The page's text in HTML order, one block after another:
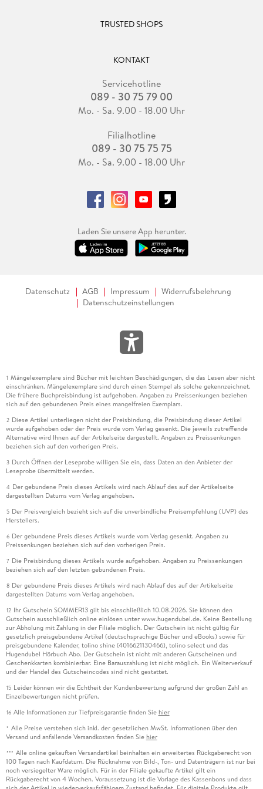
TRUSTED SHOPS
KONTAKT
Servicehotline
089 - 30 75 79 00
Mo. - Sa. 9.00 - 18.00 Uhr
Filialhotline
089 - 30 75 75 75
Mo. - Sa. 9.00 - 18.00 Uhr
Laden Sie unsere App herunter.
Datenschutz AGB Impressum
Widerrufsbelehrung
Datenschutzeinstellungen
1 Mängelexemplare sind Bücher mit leichten Beschädigungen, die das Lesen aber nicht
einschränken. Mängelexemplare sind durch einen Stempel als solche gekennzeichnet.
Die frühere Buchpreisbindung ist aufgehoben. Angaben zu Preissenkungen beziehen
sich auf den gebundenen Preis eines mangelfreien Exemplars.
2 Diese Artikel unterliegen nicht der Preisbindung, die Preisbindung dieser Artikel
wurde aufgehoben oder der Preis wurde vom Verlag gesenkt. Die jeweils zutreffende
Alternative wird Ihnen auf der Artikelseite dargestellt. Angaben zu Preissenkungen
beziehen sich auf den vorherigen Preis.
3 Durch Öffnen der Leseprobe willigen Sie ein, dass Daten an den Anbieter der
Leseprobe übermittelt werden.
4 Der gebundene Preis dieses Artikels wird nach Ablauf des auf der Artikelseite
dargestellten Datums vom Verlag angehoben.
5 Der Preisvergleich bezieht sich auf die unverbindliche Preisempfehlung (UVP) des
Herstellers.
6 Der gebundene Preis dieses Artikels wurde vom Verlag gesenkt. Angaben zu
Preissenkungen beziehen sich auf den vorherigen Preis.
7 Die Preisbindung dieses Artikels wurde aufgehoben. Angaben zu Preissenkungen
beziehen sich auf den letzten gebundenen Preis.
8 Der gebundene Preis dieses Artikels wird nach Ablauf des auf der Artikelseite
dargestellten Datums vom Verlag angehoben.
12 Ihr Gutschein SOMMER13 gilt bis einschließlich 10.08.2026. Sie können den
Gutschein ausschließlich online einlösen unter www.hugendubel.de. Keine Bestellung
zur Abholung mit Zahlung in der Filiale möglich. Der Gutschein ist nicht gültig für
gesetzlich preisgebundene Artikel (deutschsprachige Bücher und eBooks) sowie für
preisgebundene Kalender, tolino shine (4016621130466), tolino select und das
Hugendubel Hörbuch Abo. Der Gutschein ist nicht mit anderen Gutscheinen und
Geschenkkarten kombinierbar. Eine Barauszahlung ist nicht möglich. Ein Weiterverkauf
und der Handel des Gutscheincodes sind nicht gestattet.
15 Leider können wir die Echtheit der Kundenbewertung aufgrund der großen Zahl an
Einzelbewertungen nicht prüfen.
16 Alle Informationen zur Tiefpreisgarantie finden Sie hier
* Alle Preise verstehen sich inkl. der gesetzlichen MwSt. Informationen über den
Versand und anfallende Versandkosten finden Sie hier
*** Alle online gekauften Versandartikel beinhalten ein erweitertes Rückgaberecht von
100 Tagen nach Kaufdatum. Die Rücknahme von Bild-, Ton- und Datenträgern ist nur bei
noch versiegelter Ware möglich. Für in der Filiale gekaufte Artikel gilt ein
Rückgaberecht von 4 Wochen. Voraussetzung ist die Vorlage des Kassenbons und dass